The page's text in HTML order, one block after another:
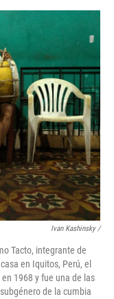
Ivan Kashinsky/
Tacto, integrante de
en Iquitos, Perú, el
1968 y fue una de las
de la cumbia